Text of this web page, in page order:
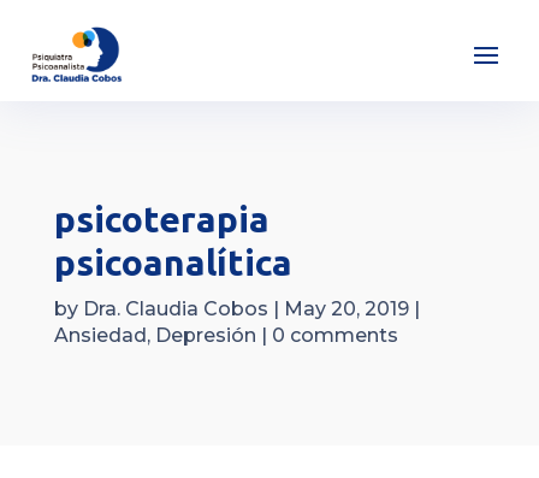
psicoterapia
psicoanalítica
by Dra. Claudia Cobos | May 20, 2019|
Ansiedad, Depresión | 0 comments